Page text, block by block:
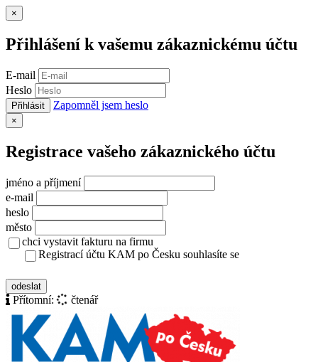
×
Přihlášení k vašemu zákaznickému účtu
E-mail
Heslo
Přihlásit Zapomněl jsem heslo
×
Registrace vašeho zákaznického účtu
jméno a příjmení
e-mail
heslo
město
chci vystavit fakturu na firmu
Registrací účtu KAM po Česku souhlasíte se
odeslat
Přítomní: čtenář